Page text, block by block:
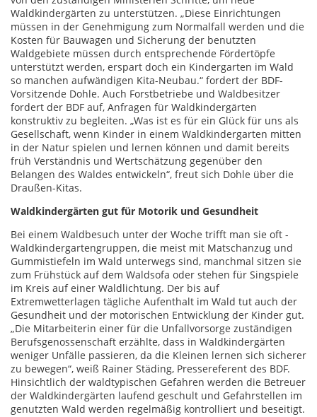
Waldkindergärten zu unterstützen. „Diese Einrichtungen
müssen in der Genehmigung zum Normalfall werden und die
Kosten für Bauwagen und Sicherung der benutzten
Waldgebiete müssen durch entsprechende Fördertöpfe
unterstützt werden, erspart doch ein Kindergarten im Wald
so manchen aufwändigen Kita-Neubau.“ fordert der BDF-
Vorsitzende Dohle. Auch Forstbetriebe und Waldbesitzer
fordert der BDF auf, Anfragen für Waldkindergärten
konstruktiv zu begleiten. „Was ist es für ein Glück für uns als
Gesellschaft, wenn Kinder in einem Waldkindergarten mitten
in der Natur spielen und lernen können und damit bereits
früh Verständnis und Wertschätzung gegenüber den
Belangen des Waldes entwickeln“, freut sich Dohle über die
Draußen-Kitas.
Waldkindergärten gut für Motorik und Gesundheit
Bei einem Waldbesuch unter der Woche trifft man sie oft -
Waldkindergartengruppen, die meist mit Matschanzug und
Gummistiefeln im Wald unterwegs sind, manchmal sitzen sie
zum Frühstück auf dem Waldsofa oder stehen für Singspiele
im Kreis auf einer Waldlichtung. Der bis auf
Extremwetterlagen tägliche Aufenthalt im Wald tut auch der
Gesundheit und der motorischen Entwicklung der Kinder gut.
„Die Mitarbeiterin einer für die Unfallvorsorge zuständigen
Berufsgenossenschaft erzählte, dass in Waldkindergärten
weniger Unfälle passieren, da die Kleinen lernen sich sicherer
zu bewegen“, weiß Rainer Städing, Pressereferent des BDF.
Hinsichtlich der waldtypischen Gefahren werden die Betreuer
der Waldkindergärten laufend geschult und Gefahrstellen im
genutzten Wald werden regelmäßig kontrolliert und beseitigt.